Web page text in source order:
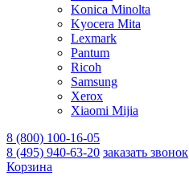
Konica Minolta
Kyocera Mita
Lexmark
Pantum
Ricoh
Samsung
Xerox
Xiaomi Mijia
8 (800) 100-16-05
8 (495) 940-63-20 заказать звонок
Корзина